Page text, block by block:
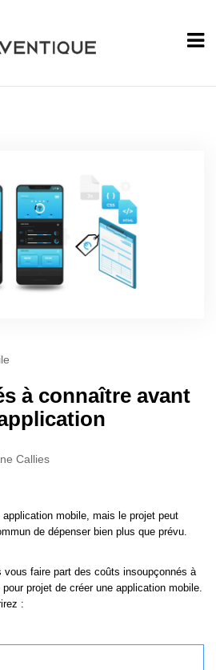
à connaître avant
Callies
application mobile, mais le projet peut
de dépenser bien plus que prévu.
vous faire part des coûts insoupçonnés à
projet de créer une application mobile.
: